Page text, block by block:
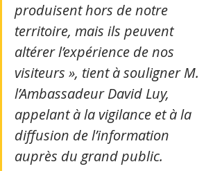
produisent hors de notre
territoire, mais ils peuvent
altérer l’expérience de nos
visiteurs », tient à souligner M.
l’Ambassadeur David Luy,
appelant à la vigilance et à la
diffusion de l’information
auprès du grand public.